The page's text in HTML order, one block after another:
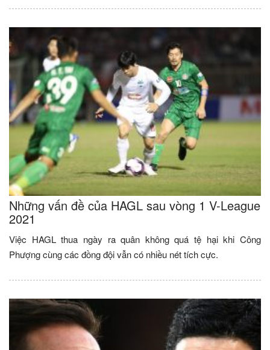
Những vấn đề của HAGL sau vòng 1 V-League
2021
Việc HAGL thua ngày ra quân không quá tệ hại khi Công
Phượng cùng các đồng đội vẫn có nhiều nét tích cực.